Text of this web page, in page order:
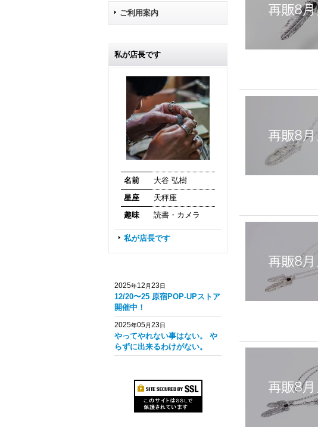
ご利用案内
私が店長です
名前
大谷 弘樹
星座
天秤座
趣味
読書・カメラ
私が店長です
2025年12 月23日
12/20〜25 原宿POP-UPストア
開催中！
2025年05月23日
やってやれない事はない。 や
らずに出来るわけがない。